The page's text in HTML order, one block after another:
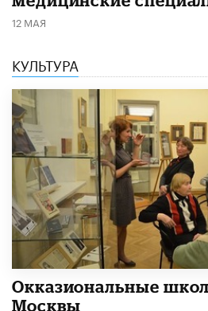
12 МАЯ
КУЛЬТУРА
​Окказиональные
Москвы